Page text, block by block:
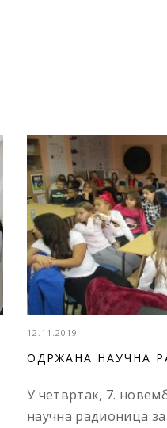
12.11.2019
OДРЖАНА НАУЧНА
У четвртак, 7.
научна радионица